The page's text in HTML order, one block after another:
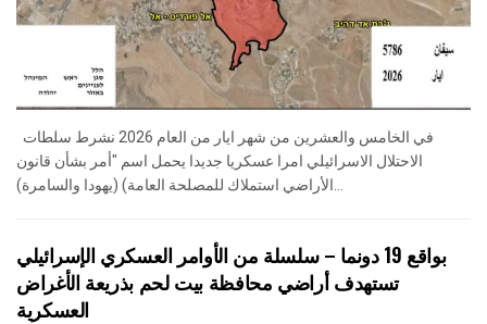
الاحتلال الاسرائيلي امرا عسكريا جديدا يحمل اسم "أمر بشأن قانون
بواقع 19 دونما – سلسلة من الأوامر العسكري الإسرائيلي
تستهدف أراضي محافظة بيت لحم بذريعة الأغراض
العسكرية